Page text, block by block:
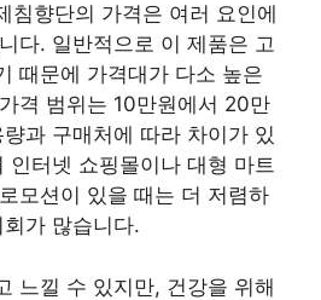
침향단의 가격은 여러 요인에
다. 일반적으로 이 제품은 고
때문에 가격대가 다소 높은
격 범위는 10만원에서 20만
과 구매처에 따라 차이가 있
인터넷 쇼핑몰이나 대형 마트
모션이 있을 때는 더 저렴하
가 많습니다.
느낄 수 있지만, 건강을 위해